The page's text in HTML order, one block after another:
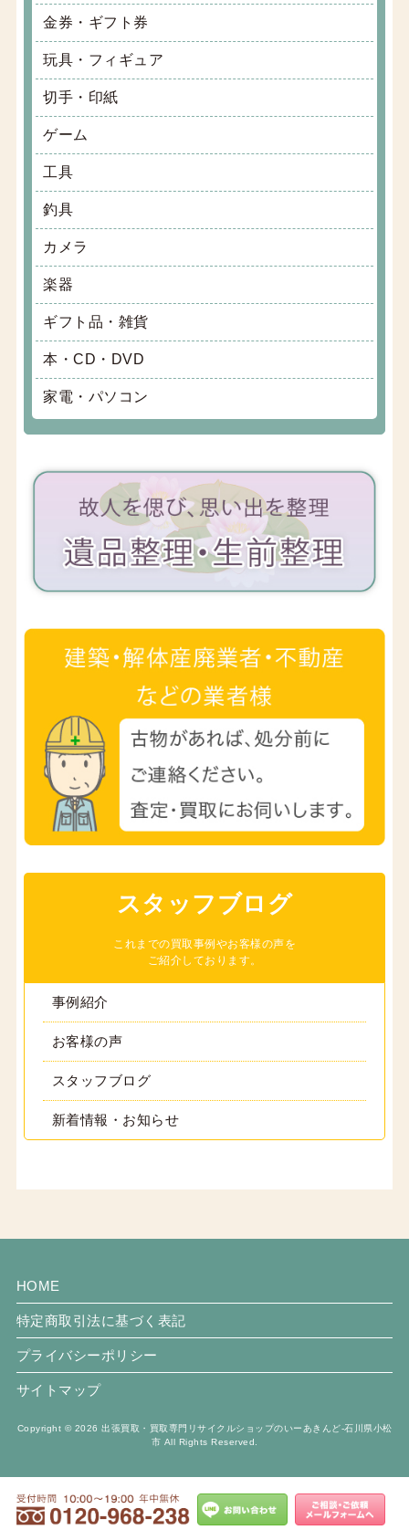
金券・ギフト券
玩具・フィギュア
切手・印紙
ゲーム
工具
釣具
カメラ
楽器
ギフト品・雑貨
本・CD・DVD
家電・パソコン
スタッフブログ
これまでの買取事例やお客様の声を
ご紹介しております。
事例紹介
お客様の声
スタッフブログ
新着情報・お知らせ
HOME
特定商取引法に基づく表記
プライバシーポリシー
サイトマップ
Copyright © 2026 出張買取・買取専門リサイクルショップのいーあきんど-石川県小松
市 All Rights Reserved.